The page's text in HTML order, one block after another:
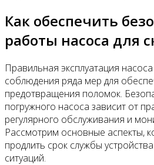
Как обеспечить
работы насоса для
Правильная эксплуатация
соблюдения ряда мер для
предотвращения поломок.
погружного насоса зависит от
регулярного обслуживания и
Рассмотрим основные аспекты,
продлить срок службы
ситуаций.